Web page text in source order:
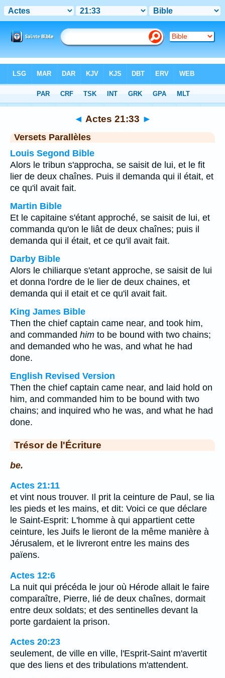
Chapitre 21> Verset 33
◄ Actes 21:33 ►
Versets Parallèles
Louis Segond Bible
Alors le tribun s'approcha, se saisit de lui, et le fit
lier de deux chaînes. Puis il demanda qui il était, et
ce qu'il avait fait.
Martin Bible
Et le capitaine s'étant approché, se saisit de lui, et
commanda qu'on le liât de deux chaînes; puis il
demanda qui il était, et ce qu'il avait fait.
Darby Bible
Alors le chiliarque s'etant approche, se saisit de lui
et donna l'ordre de le lier de deux chaines, et
demanda qui il etait et ce qu'il avait fait.
King James Bible
Then the chief captain came near, and took him,
and commanded him to be bound with two chains;
and demanded who he was, and what he had
done.
English Revised Version
Then the chief captain came near, and laid hold on
him, and commanded him to be bound with two
chains; and inquired who he was, and what he had
done.
Trésor de l'Écriture
be.
Actes 21:11
et vint nous trouver. Il prit la ceinture de Paul, se lia
les pieds et les mains, et dit: Voici ce que déclare
le Saint-Esprit: L'homme à qui appartient cette
ceinture, les Juifs le lieront de la même manière à
Jérusalem, et le livreront entre les mains des
païens.
Actes 12:6
La nuit qui précéda le jour où Hérode allait le faire
comparaître, Pierre, lié de deux chaînes, dormait
entre deux soldats; et des sentinelles devant la
porte gardaient la prison.
Actes 20:23
seulement, de ville en ville, l'Esprit-Saint m'avertit
que des liens et des tribulations m'attendent.